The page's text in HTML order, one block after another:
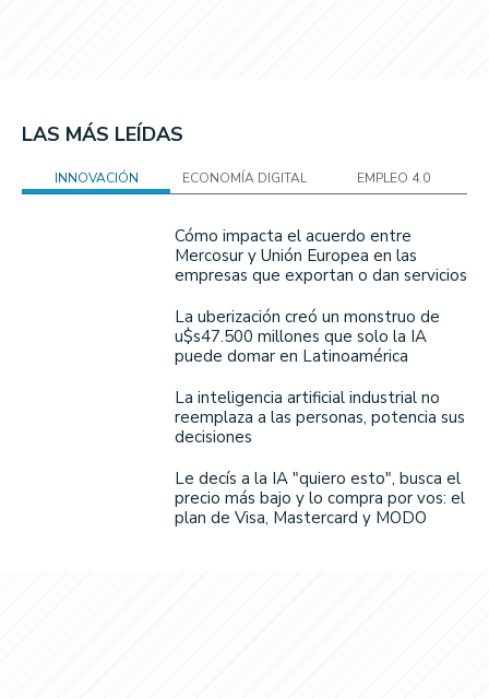
LAS MÁS LEÍDAS
INNOVACIÓN ECONOMÍA DIGITAL EMPLEO 4.0
Cómo impacta el acuerdo entre
Mercosur y Unión Europea en las
empresas que exportan o dan servicios
La uberización creó un monstruo de
u$s47.500 millones que solo la IA
puede domar en Latinoamérica
La inteligencia artificial industrial no
reemplaza a las personas, potencia sus
decisiones
Le decís a la IA "quiero esto", busca el
precio más bajo y lo compra por vos: el
plan de Visa, Mastercard y MODO